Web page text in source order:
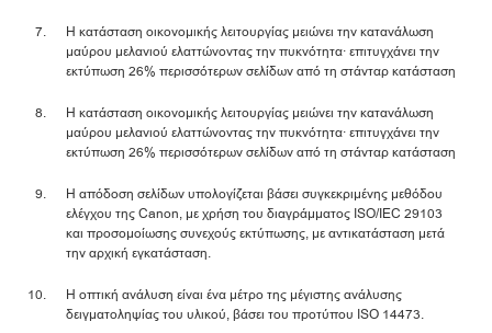
Η κατάσταση οικονομικής λειτουργίας μειώνει την κατανάλωση
μαύρου μελανιού ελαττώνοντας την πυκνότητα· επιτυγχάνει την
εκτύπωση 26% περισσότερων σελίδων από τη στάνταρ κατάσταση
Η κατάσταση οικονομικής λειτουργίας μειώνει την κατανάλωση
μαύρου μελανιού ελαττώνοντας την πυκνότητα· επιτυγχάνει την
εκτύπωση 26% περισσότερων σελίδων από τη στάνταρ κατάσταση
Η απόδοση σελίδων υπολογίζεται βάσει συγκεκριμένης μεθόδου
ελέγχου της Canon, με χρήση του διαγράμματος ISO/IEC 29103
και προσομοίωσης συνεχούς εκτύπωσης, με αντικατάσταση μετά
την αρχική εγκατάσταση.
Η οπτική ανάλυση είναι ένα μέτρο της μέγιστης ανάλυσης
δειγματοληψίας του υλικού, βάσει του προτύπου ISO 14473.